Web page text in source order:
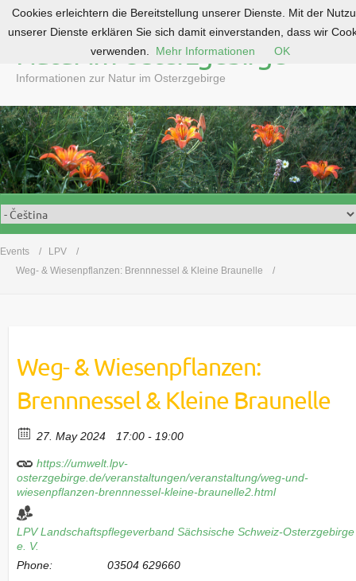
o
c
o
n
t
e
n
Natur im Osterzgebirge
Informationen zur Natur im Osterzgebirge
Events
LPV
Weg- & Wiesenpflanzen: Brennnessel & Kleine Braunelle
Weg- & Wiesenpflanzen:
Brennnessel & Kleine Braunelle
27. May 2024 17:00 - 19:00
https://umwelt.lpv-
osterzgebirge.de/veranstaltungen/veranstaltung/weg-und-
wiesenpflanzen-brennnessel-kleine-braunelle2.html
LPV Landschaftspflegeverband Sächsische Schweiz-Osterzgebirge
e. V.
Phone:
03504 629660
Cookies erleichtern die Bereitstellung unserer Dienste. Mit der
unserer Dienste erklären Sie sich damit einverstanden, dass wir
verwenden.
Mehr Informationen OK